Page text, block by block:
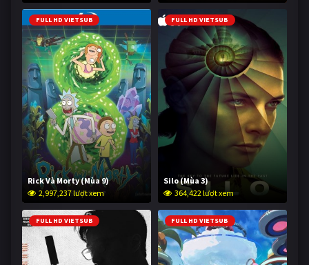
FULL HD VIETSUB
Rick Và Morty (Mùa 9)
2,997,237 lượt xem
FULL HD VIETSUB
Silo (Mùa 3)
364,422 lượt xem
FULL HD VIETSUB FULL HD VIETSUB